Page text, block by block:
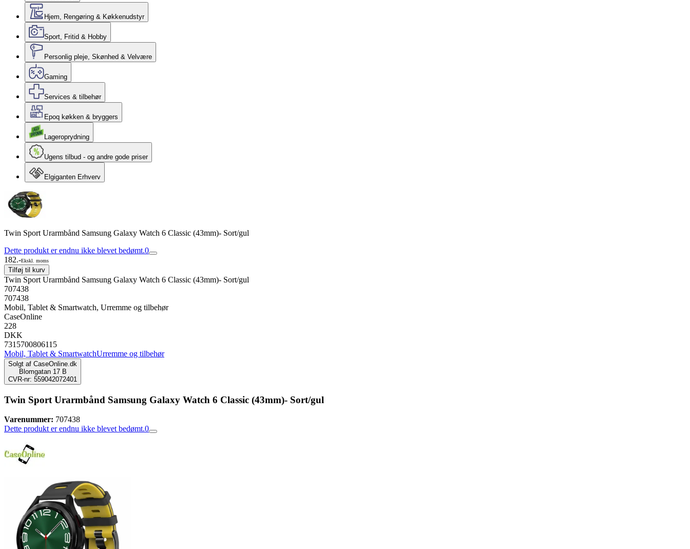
Hjem, Rengøring & Køkkenudstyr
Sport, Fritid & Hobby
Personlig pleje, Skønhed & Velvære
Gaming
Services & tilbehør
Epoq køkken & bryggers
Lageroprydning
Ugens tilbud - og andre gode priser
Elgiganten Erhverv
Twin Sport Urarmbånd Samsung Galaxy Watch 6 Classic (43mm)- Sort/gul
Dette produkt er endnu ikke blevet bedømt.0
182.-Ekskl. moms
Tilføj til kurv
Twin Sport Urarmbånd Samsung Galaxy Watch 6 Classic (43mm)- Sort/gul
707438
707438
Mobil, Tablet & Smartwatch, Urremme og tilbehør
CaseOnline
228
DKK
7315700806115
Mobil, Tablet & SmartwatchUrremme og tilbehør
Solgt af CaseOnline.dk
Blomgatan 17 B
CVR-nr: 559042072401
Twin Sport Urarmbånd Samsung Galaxy Watch 6 Classic (43mm)- Sort/gul
Varenummer: 707438
Dette produkt er endnu ikke blevet bedømt.0